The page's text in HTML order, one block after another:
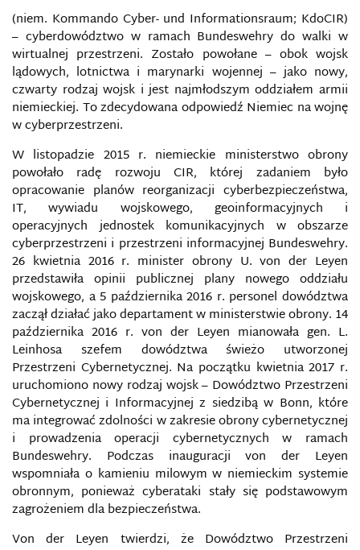
(niem. Kommando Cyber- und Informationsraum; KdoCIR)
– cyberdowództwo w ramach Bundeswehry do walki w
wirtualnej przestrzeni. Zostało powołane – obok wojsk
lądowych, lotnictwa i marynarki wojennej – jako nowy,
czwarty rodzaj wojsk i jest najmłodszym oddziałem armii
niemieckiej. To zdecydowana odpowiedź Niemiec na wojnę
w cyberprzestrzeni.
W listopadzie 2015 r. niemieckie ministerstwo obrony
powołało radę rozwoju CIR, której zadaniem było
opracowanie planów reorganizacji cyberbezpieczeństwa,
IT, wywiadu wojskowego, geoinformacyjnych i
operacyjnych jednostek komunikacyjnych w obszarze
cyberprzestrzeni i przestrzeni informacyjnej Bundeswehry.
26 kwietnia 2016 r. minister obrony U. von der Leyen
przedstawiła opinii publicznej plany nowego oddziału
wojskowego, a 5 października 2016 r. personel dowództwa
zaczął działać jako departament w ministerstwie obrony. 14
października 2016 r. von der Leyen mianowała gen. L.
Leinhosa szefem dowództwa świeżo utworzonej
Przestrzeni Cybernetycznej. Na początku kwietnia 2017 r.
uruchomiono nowy rodzaj wojsk – Dowództwo Przestrzeni
Cybernetycznej i Informacyjnej z siedzibą w Bonn, które
ma integrować zdolności w zakresie obrony cybernetycznej
i prowadzenia operacji cybernetycznych w ramach
Bundeswehry. Podczas inauguracji von der Leyen
wspomniała o kamieniu milowym w niemieckim systemie
obronnym, ponieważ cyberataki stały się podstawowym
zagrożeniem dla bezpieczeństwa.
Von der Leyen twierdzi, że Dowództwo Przestrzeni